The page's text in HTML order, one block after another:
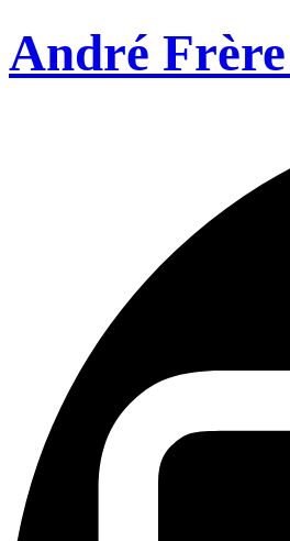
André